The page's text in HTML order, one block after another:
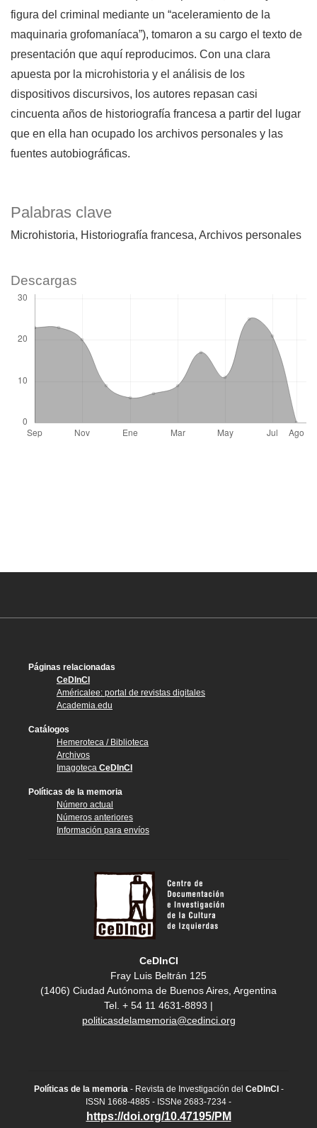
Palabras clave
Microhistoria Historiografía francesa Archivos personales
figura del criminal mediante un “aceleramiento de la
maquinaria grofomaníaca”), tomaron a su cargo el texto de
presentación que aquí reproducimos. Con una clara
apuesta por la microhistoria y el análisis de los
dispositivos discursivos, los autores repasan casi
cincuenta años de historiografía francesa a partir del lugar
que en ella han ocupado los archivos personales y las
fuentes autobiográficas.
Descargas
Páginas relacionadas
CeDInCI
Américalee: portal de revistas digitales
Academia.edu
Catálogos
Hemeroteca / Biblioteca
Archivos
Imagoteca CeDInCI
Políticas de la memoria
Número actual
Números anteriores
Información para envíos
CeDInCI
Fray Luis Beltrán 125
(1406) Ciudad Autónoma de Buenos Aires, Argentina
Tel. + 54 11 4631-8893 |
politicasdelamemoria@cedinci.org
Políticas de la memoria- Revista de Investigación del CeDInCI -
ISSN 1668-4885 - ISSNe 2683-7234 -
https://doi.org/10.47195/PM